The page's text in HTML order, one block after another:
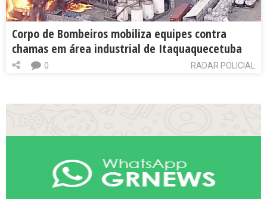
Corpo de Bombeiros mobiliza equipes contra
chamas em área industrial de Itaquaquecetuba
RADAR POLICIAL
0